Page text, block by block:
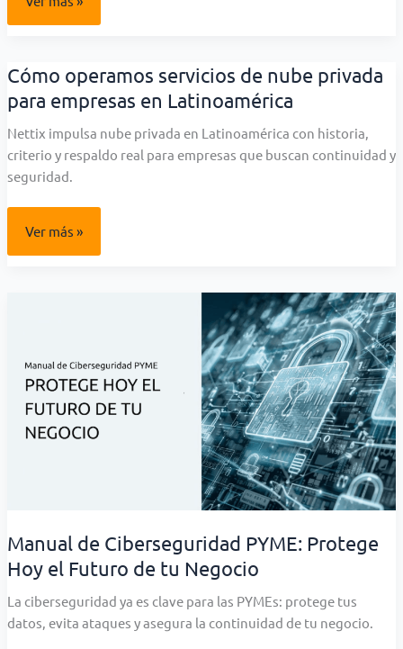
digital
a
las
empresas
modernas
Cómo operamos servicios de nube privada
para empresas en Latinoamérica
Nettix impulsa nube privada en Latinoamérica con historia,
criterio y respaldo real para empresas que buscan continuidad y
seguridad.
Cómo
operamos
servicios
Ver más »
Manual de Ciberseguridad PYME: Protege
Hoy el Futuro de tu Negocio
La ciberseguridad ya es clave para las PYMEs: protege tus
datos, evita ataques y asegura la continuidad de tu negocio.